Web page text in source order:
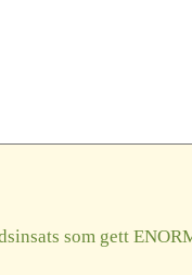
som gett